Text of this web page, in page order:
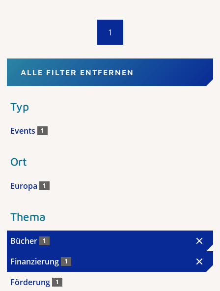
1
ALLE FILTER ENTFERNEN
Typ
Events 1
Ort
Europa 1
Thema
Bücher 1
Finanzierung 1
Förderung 1